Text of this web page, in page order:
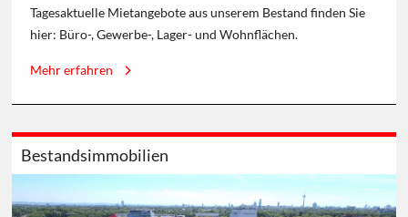
Tagesaktuelle Mietangebote aus unserem Bestand finden Sie
hier: Büro-, Gewerbe-, Lager- und Wohnflächen.
Mehr erfahren
Bestandsimmobilien